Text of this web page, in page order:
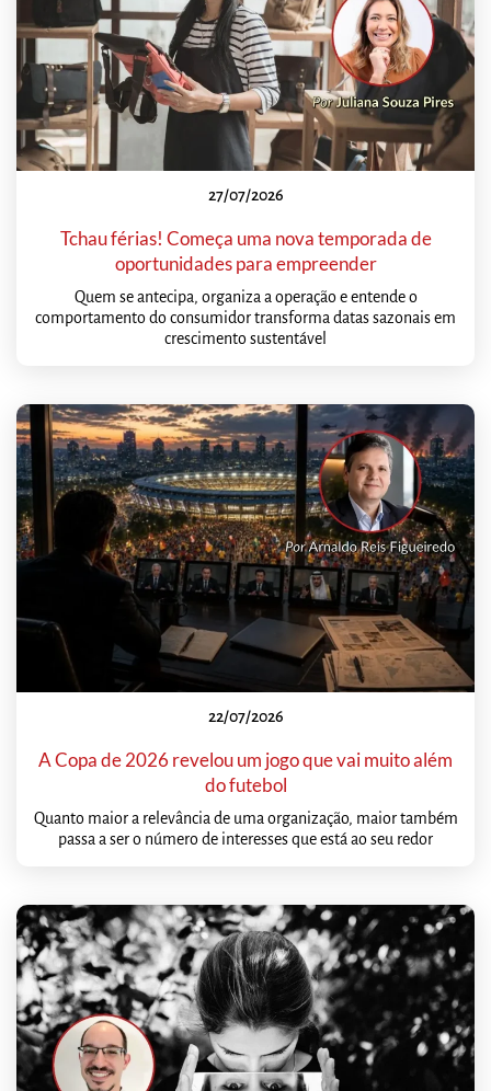
27/07/2026
Tchau férias! Começa uma nova temporada de
oportunidades para empreender
Quem se antecipa, organiza a operação e entende o
comportamento do consumidor transforma datas sazonais em
crescimento sustentável
22/07/2026
A Copa de 2026 revelou um jogo que vai muito além
do futebol
Quanto maior a relevância de uma organização, maior também
passa a ser o número de interesses que está ao seu redor